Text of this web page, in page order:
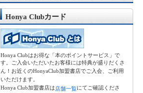
Honya Clubカード
Honya Clubはお得な「本のポイントサービス」で
す。ご入会いただいたお客様には特典が盛りだくさ
ん！お近くのHonyaClub加盟書店でご入会、ご利用
いただけます。
Honya Club加盟書店は店舗一覧にてご確認くださ